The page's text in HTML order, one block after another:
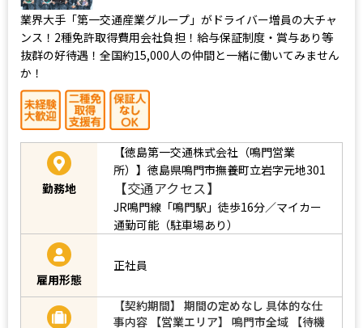
業界大手「第一交通産業グループ」がドライバー増員の大チャ
ンス！2種免許取得費用会社負担！給与保証制度・賞与あり等
抜群の好待遇！全国約15,000人の仲間と一緒に働いてみません
か！
勤務地
【徳島第一交通株式会社（鳴門営業
所）】徳島県鳴門市撫養町立岩字元地301
【交通アクセス】
JR鳴門線「鳴門駅」徒歩16分／マイカー
通勤可能（駐車場あり）
雇用形態
正社員
【契約期間】 期間の定めなし 具体的な仕
事内容 【営業エリア】 鳴門市全域 【待機